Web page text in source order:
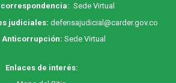
Sede Virtual
judiciales: defensajudicial@carder.gov.co
Anticorrupción: Sede Virtual
Enlaces de interés: